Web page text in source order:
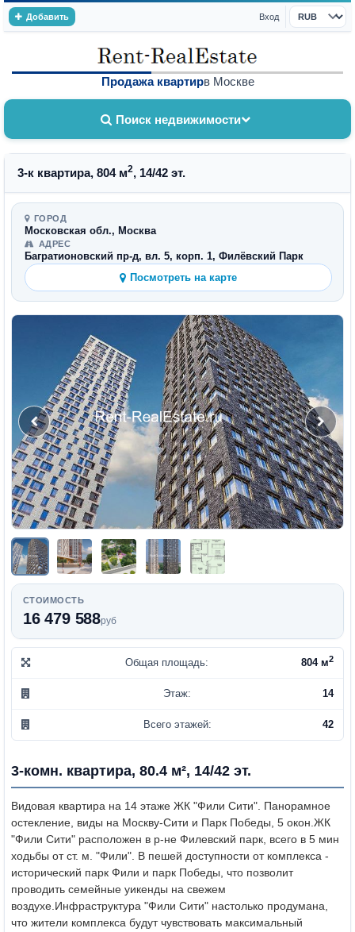
Добавить Вход
Валюта
Продажа квартирв Москве
Поиск недвижимости
3-к квартира, 804 м2, 14/42 эт.
ГОРОД
Московская обл., Москва
АДРЕС
Багратионовский пр-д, вл. 5, корп. 1, Филёвский Парк
Посмотреть на карте
СТОИМОСТЬ
16 479 588руб
Общая площадь: 804 м2
Этаж: 14
Всего этажей: 42
3-комн. квартира, 80.4 м², 14/42 эт.
Видовая квартира на 14 этаже ЖК "Фили Сити". Панорамное
остекление, виды на Москву-Сити и Парк Победы, 5 окон. ЖК
"Фили Сити" расположен в р-не Филевский парк, всего в 5 мин
ходьбы от ст. м. "Фили". В пешей доступности от комплекса -
исторический парк Фили и парк Победы, что позволит
проводить семейные уикенды на свежем
воздухе. Инфраструктура "Фили Сити" настолько продумана,
что жители комплекса будут чувствовать максимальный